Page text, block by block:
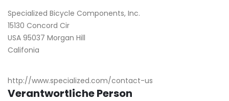
Specialized Bicycle Components, Inc.
15130 Concord Cir
USA 95037 Morgan Hill
Califonia
http://www.specialized.com/contact-us
Verantwortliche Person